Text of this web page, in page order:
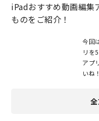
iPadおすすめ動画編集
ものをご紹介！
今回
リを
アプ
いね！